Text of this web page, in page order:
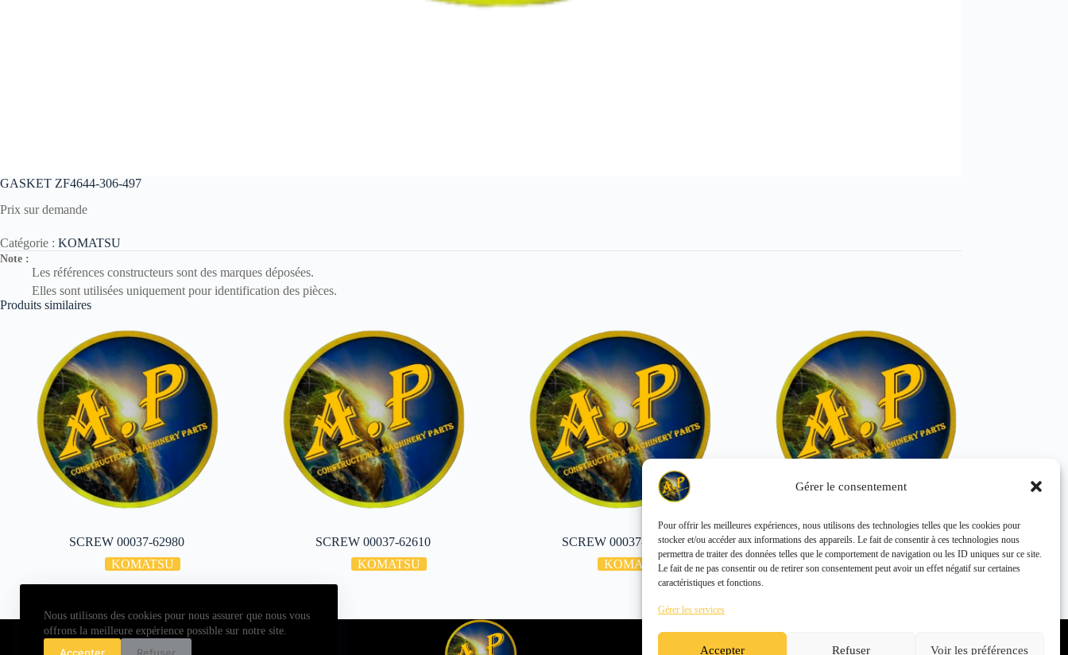
Gérer le consentement
Pour offrir les meilleures expériences, nous utilisons des technologies telles que les cookies pour
stocker et/ou accéder aux informations des appareils. Le fait de consentir à ces technologies nous
permettra de traiter des données telles que le comportement de navigation ou les ID uniques sur ce site.
Le fait de ne pas consentir ou de retirer son consentement peut avoir un effet négatif sur certaines
caractéristiques et fonctions.
Gérer les services
Accepter Refuser Voir les préférences
Nous utilisons des cookies pour nous assurer que nous vous
offrons la meilleure expérience possible sur notre site.
Accepter Refuser
GASKET ZF4644-306-497
Prix sur demande
Catégorie : KOMATSU
Note :
Les références constructeurs sont des marques déposées.
Elles sont utilisées uniquement pour identification des pièces.
Produits similaires
SCREW 00037-62980
KOMATSU
SCREW 00037-62610
KOMATSU
SCREW 00037-62490
KOMATSU
NUT 00027-86550
KOMATSU
Copyright © 2026 - ALL PARTS FRANCE SAS
Politique de cookies (UE)